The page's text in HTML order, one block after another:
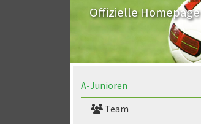
Offizielle Homepage
A-Junioren
Team